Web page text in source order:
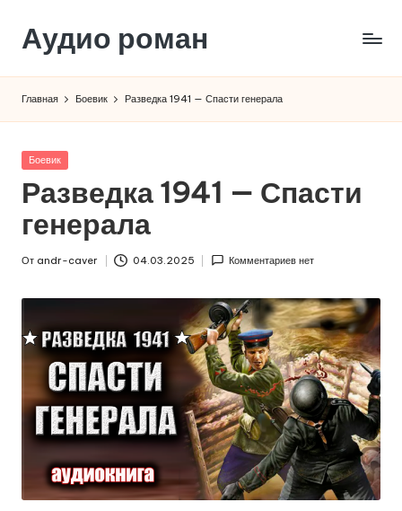
Перейти
содержимому
Аудио роман
Главная Боевик Разведка 1941 — Спасти генерала
Опубликовано
Боевик
Разведка 1941 — Спасти
генерала
От andr-caver 04.03.2025 Комментариев нет